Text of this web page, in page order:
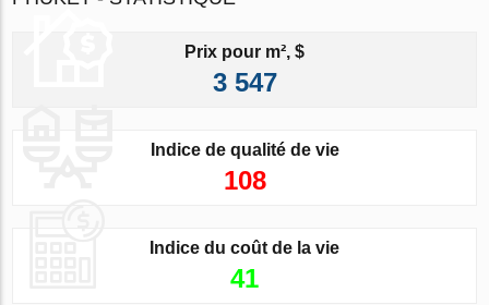
Prix pour m², $
3 547
Indice de qualité de vie
108
Indice du coût de la vie
41